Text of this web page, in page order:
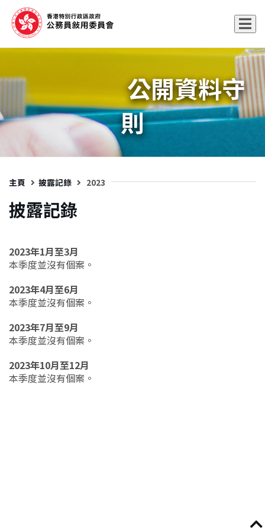
公開資料守
則
主頁 披露記錄 2023
披露記錄
2023年1月至3月
本季度並沒有個案。
2023年4月至6月
本季度並沒有個案。
2023年7月至9月
本季度並沒有個案。
2023年10月至12月
本季度並沒有個案。